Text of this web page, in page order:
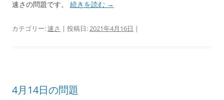
速さの問題です。 続きを読む →
カテゴリー:速さ | 投稿日:2021年4月16日 |
4月14日の問題